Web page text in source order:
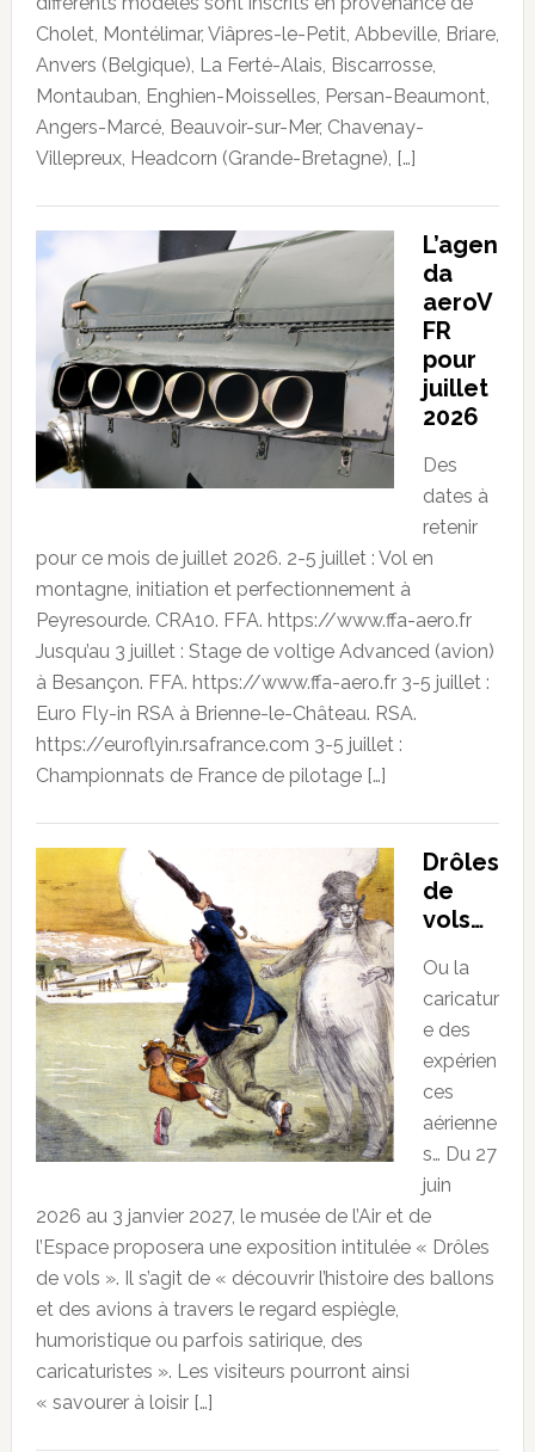
Cholet, Montélimar, Viâpres-le-Petit, Abbeville, Briare,
Anvers (Belgique), La Ferté-Alais, Biscarrosse,
Montauban, Enghien-Moisselles, Persan-Beaumont,
Angers-Marcé, Beauvoir-sur-Mer, Chavenay-
Villepreux, Headcorn (Grande-Bretagne), […]
L’agen
da
aeroV
FR
pour
juillet
2026
Des
dates à
retenir
pour ce mois de juillet 2026. 2-5 juillet : Vol en
montagne, initiation et perfectionnement à
Peyresourde. CRA10. FFA. https://www.ffa-aero.fr
Jusqu’au 3 juillet : Stage de voltige Advanced (avion)
à Besançon. FFA. https://www.ffa-aero.fr 3-5 juillet :
Euro Fly-in RSA à Brienne-le-Château. RSA.
https://euroflyin.rsafrance.com 3-5 juillet :
Championnats de France de pilotage […]
Drôles
de
vols…
Ou la
caricatur
e des
expérien
ces
aérienne
s… Du 27
juin
2026 au 3 janvier 2027, le musée de l’Air et de
l’Espace proposera une exposition intitulée « Drôles
de vols ». Il s’agit de « découvrir l’histoire des ballons
et des avions à travers le regard espiègle,
humoristique ou parfois satirique, des
caricaturistes ». Les visiteurs pourront ainsi
« savourer à loisir […]